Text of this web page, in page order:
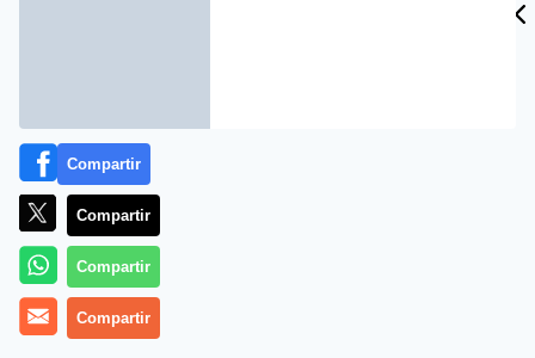
Se llama Marita Lorenz, tiene 77 años y se ha quedado
Compartir
Compartir
Compartir
Compartir